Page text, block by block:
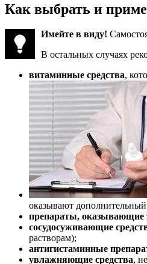
Как выбрать и
Имейте в виду!
В остальных случаях
витаминные средства,
оказывают
препараты, оказывающие
сосудосуживающие
растворам);
антигистаминные
увлажняющие средства,